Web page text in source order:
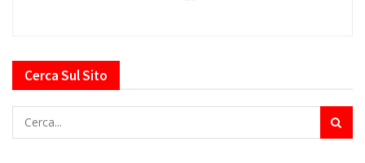
Cerca Sul Sito